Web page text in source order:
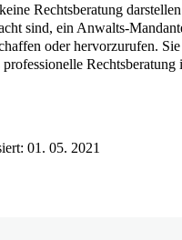
Rechtsberatung
sind, ein Anwalts-
oder hervorzurufen.
professionelle Rechtsberatung
01. 05. 2021